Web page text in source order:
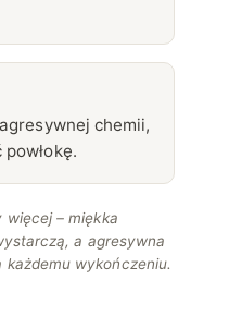
chemii,
więcej – miękka
a agresywna
każdemu wykończeniu.